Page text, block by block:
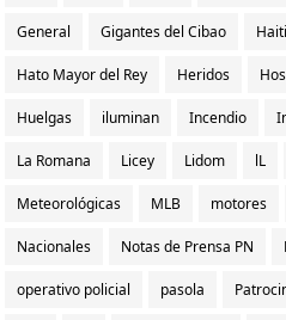
General Gigantes del Cibao Haiti
Hato Mayor del Rey Heridos
Huelgas iluminan Incendio
La Romana Licey Lidom lL
Meteorológicas MLB motores
Nacionales Notas de Prensa PN
operativo policial pasola